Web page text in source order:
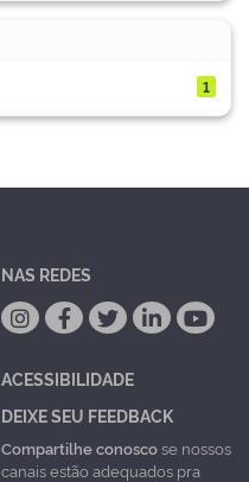
1
NAS REDES
ACESSIBILIDADE
DEIXE SEU FEEDBACK
Compartilhe conoscose nossos
canais estão adequados pra